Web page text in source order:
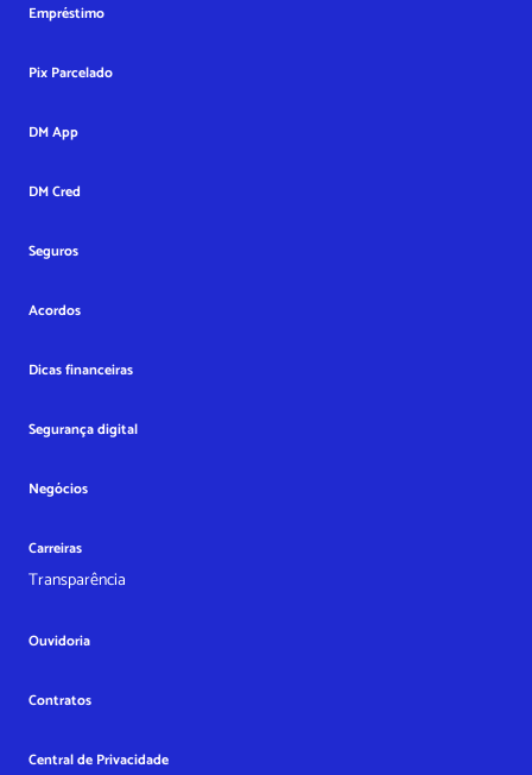
Empréstimo
Pix Parcelado
DM App
DM Cred
Seguros
Acordos
Dicas financeiras
Segurança digital
Negócios
Carreiras
Transparência
Ouvidoria
Contratos
Central de Privacidade